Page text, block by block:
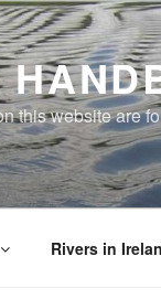
this website are
Rivers in